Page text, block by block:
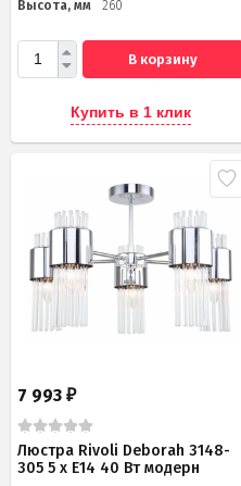
Высота, мм
260
В корзину
Купить в 1 клик
7 993 ₽
Люстра Rivoli Deborah 3148-
305 5 х Е14 40 Вт модерн